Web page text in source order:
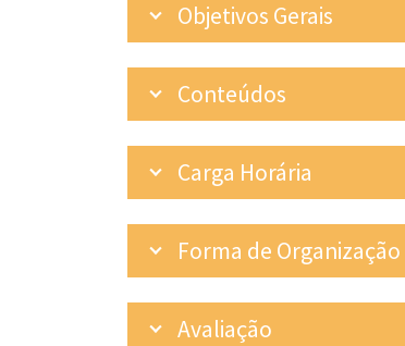
Objetivos Gerais
Conteúdos
Carga Horária
Forma de Organização
Avaliação